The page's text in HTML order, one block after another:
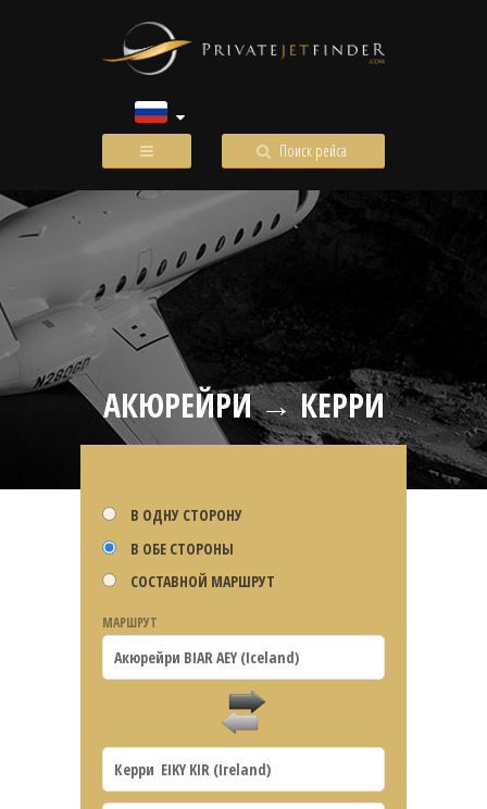
Поиск рейса
АКЮРЕЙРИ → КЕРРИ
В ОДНУ СТОРОНУ
В ОБЕ СТОРОНЫ
СОСТАВНОЙ МАРШРУТ
МАРШРУТ